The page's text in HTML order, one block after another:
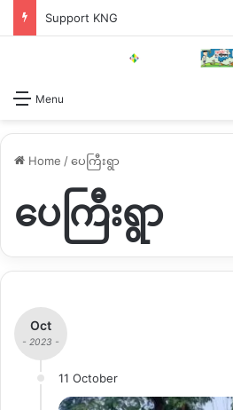
Support KNG
Menu
Home /ပေကြီးရွာ
ပေကြီးရွာ
Oct
- 2023 -
11 October